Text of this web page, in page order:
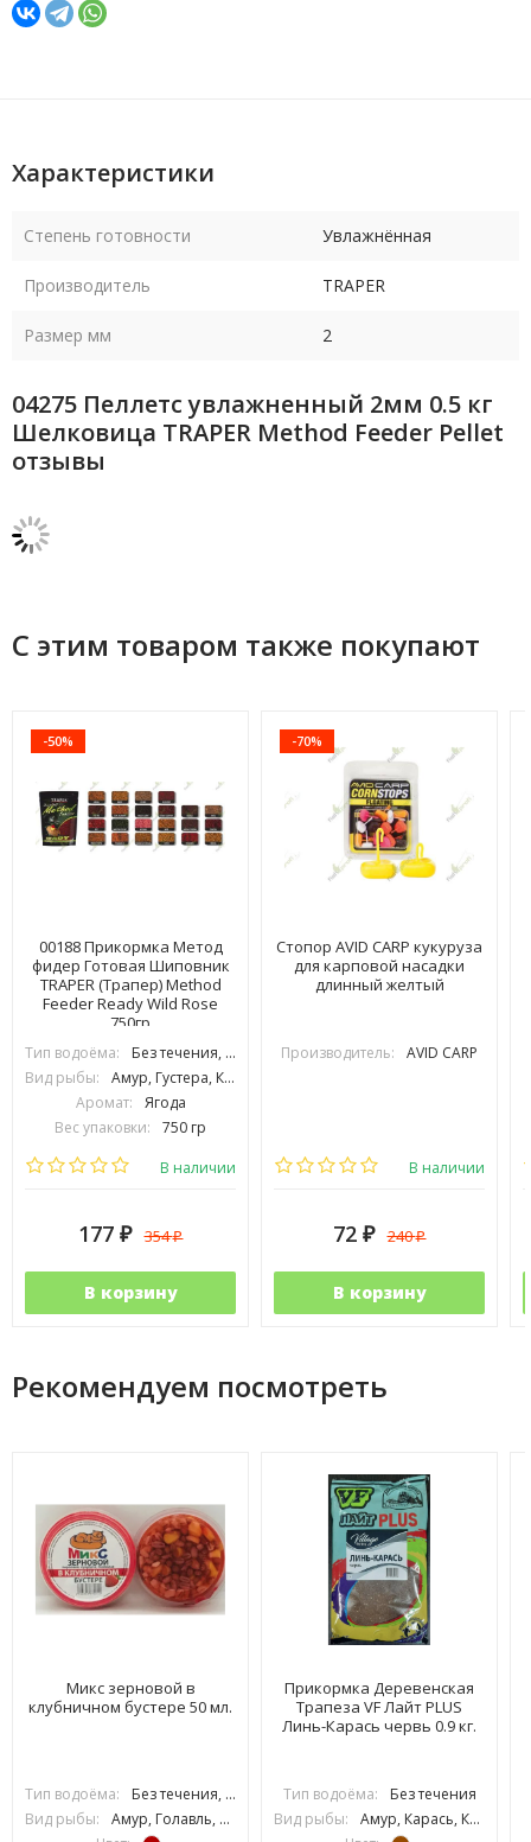
Характеристики
Степень готовности Увлажнённая
Производитель TRAPER
Размер мм 2
04275 Пеллетс увлажненный 2мм 0.5 кг
Шелковица TRAPER Method Feeder Pellet
отзывы
С этим товаром также покупают
-50%
00188 Прикормка Метод
фидер Готовая Шиповник
TRAPER (Трапер) Method
Feeder Ready Wild Rose
750гр
Тип водоёма:
Без течения, С течением
Вид рыбы:
Амур, Густера, Карась, Карп, Лещ, Плотва, Подлещик, Подуст, Рыбец, Усач, Язь
Аромат:
Ягода
Вес упаковки:
750 гр
Сезонность:
В наличии
177 ₽ 354₽
В корзину
-70%
Стопор AVID CARP кукуруза
для карповой насадки
длинный желтый
Производитель: AVID CARP
В наличии
72 ₽ 240₽
В корзину
Рекомендуем посмотреть
Микс зерновой в
клубничном бустере 50 мл.
Тип водоёма:
Без течения, С течением
Вид рыбы:
Амур, Голавль, Густера, Карась, Карп, Лещ, Линь, Плотва, Подлещик, Подуст, Рыбец, Усач, Язь, Сазан, Толстолоб
Прикормка Деревенская
Трапеза VF Лайт PLUS
Линь-Карась червь 0.9 кг.
Тип водоёма:
Без течения
Вид рыбы:
Амур, Карась, Карп, Линь, Язь, Сазан